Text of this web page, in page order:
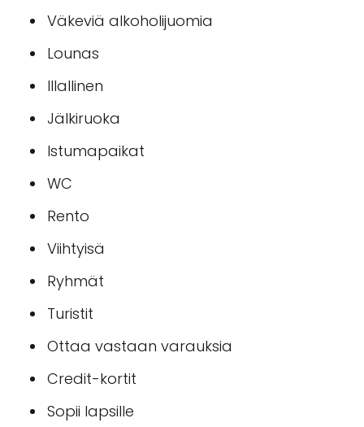
Väkeviä alkoholijuomia
Lounas
Illallinen
Jälkiruoka
Istumapaikat
WC
Rento
Viihtyisä
Ryhmät
Turistit
Ottaa vastaan varauksia
Credit-kortit
Sopii lapsille